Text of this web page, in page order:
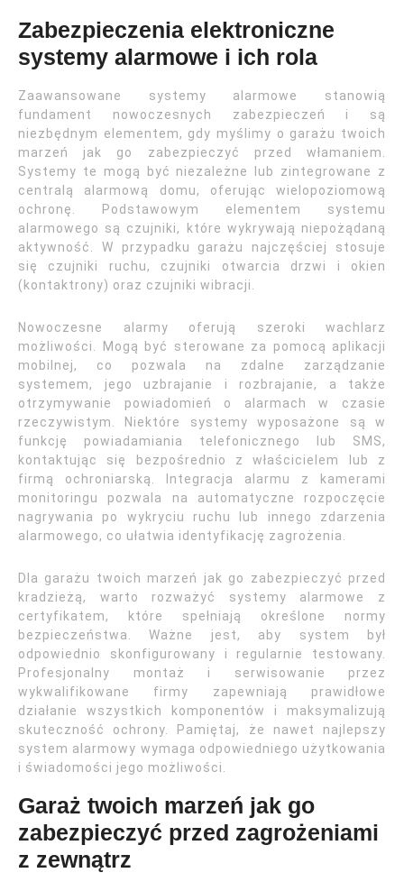
Zabezpieczenia elektroniczne
systemy alarmowe i ich rola
Zaawansowane systemy alarmowe stanowią
fundament nowoczesnych zabezpieczeń i są
niezbędnym elementem, gdy myślimy o garażu twoich
marzeń jak go zabezpieczyć przed włamaniem.
Systemy te mogą być niezależne lub zintegrowane z
centralą alarmową domu, oferując wielopoziomową
ochronę. Podstawowym elementem systemu
alarmowego są czujniki, które wykrywają niepożądaną
aktywność. W przypadku garażu najczęściej stosuje
się czujniki ruchu, czujniki otwarcia drzwi i okien
(kontaktrony) oraz czujniki wibracji.
Nowoczesne alarmy oferują szeroki wachlarz
możliwości. Mogą być sterowane za pomocą aplikacji
mobilnej, co pozwala na zdalne zarządzanie
systemem, jego uzbrajanie i rozbrajanie, a także
otrzymywanie powiadomień o alarmach w czasie
rzeczywistym. Niektóre systemy wyposażone są w
funkcję powiadamiania telefonicznego lub SMS,
kontaktując się bezpośrednio z właścicielem lub z
firmą ochroniarską. Integracja alarmu z kamerami
monitoringu pozwala na automatyczne rozpoczęcie
nagrywania po wykryciu ruchu lub innego zdarzenia
alarmowego, co ułatwia identyfikację zagrożenia.
Dla garażu twoich marzeń jak go zabezpieczyć przed
kradzieżą, warto rozważyć systemy alarmowe z
certyfikatem, które spełniają określone normy
bezpieczeństwa. Ważne jest, aby system był
odpowiednio skonfigurowany i regularnie testowany.
Profesjonalny montaż i serwisowanie przez
wykwalifikowane firmy zapewniają prawidłowe
działanie wszystkich komponentów i maksymalizują
skuteczność ochrony. Pamiętaj, że nawet najlepszy
system alarmowy wymaga odpowiedniego użytkowania
i świadomości jego możliwości.
Garaż twoich marzeń jak go
zabezpieczyć przed zagrożeniami
z zewnątrz